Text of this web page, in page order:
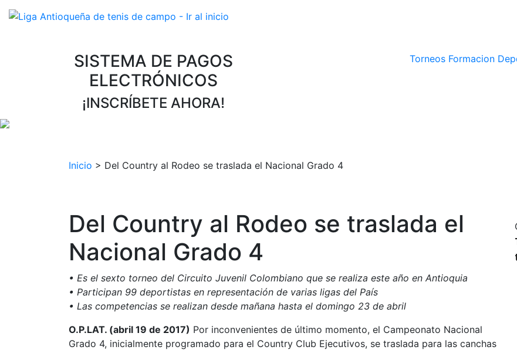
SISTEMA DE PAGOS
ELECTRÓNICOS
¡INSCRÍBETE AHORA!
Torneos Formacion
Inicio > Del Country al Rodeo se traslada el Nacional Grado 4
Del Country al Rodeo se traslada el
Nacional Grado 4
• Es el sexto torneo del Circuito Juvenil Colombiano que se realiza este año en Antioquia
• Participan 99 deportistas en representación de varias ligas del País
• Las competencias se realizan desde mañana hasta el domingo 23 de abril
O.P.LAT. (abril 19 de 2017) Por inconvenientes de último momento, el Campeonato Nacional
Grado 4, inicialmente programado para el Country Club Ejecutivos, se traslada para las canchas